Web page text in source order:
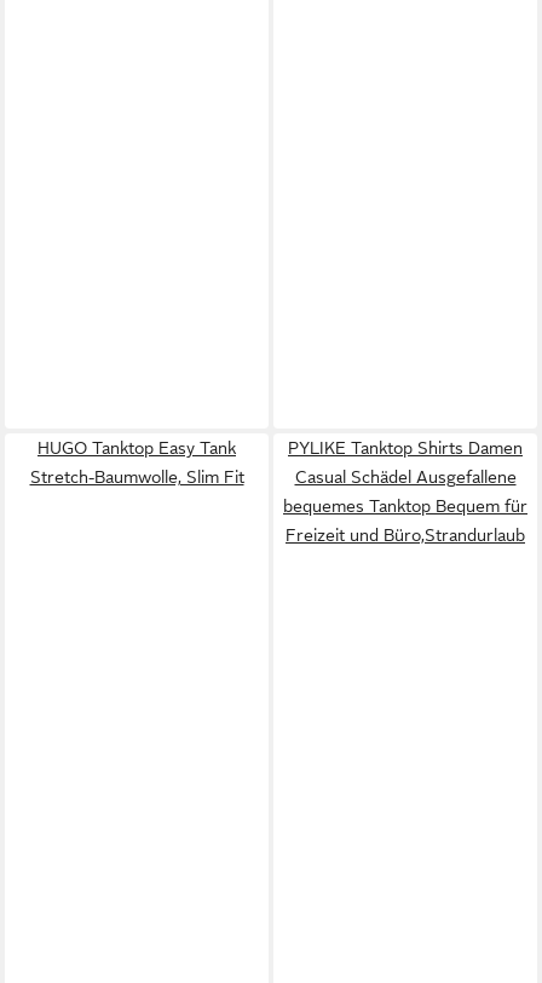
HUGO Tanktop Easy Tank
Stretch-Baumwolle, Slim Fit
PYLIKE Tanktop Shirts Damen
Casual Schädel Ausgefallene
bequemes Tanktop Bequem für
Freizeit und Büro,Strandurlaub